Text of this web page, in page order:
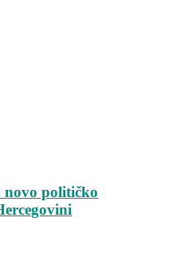
novo političko